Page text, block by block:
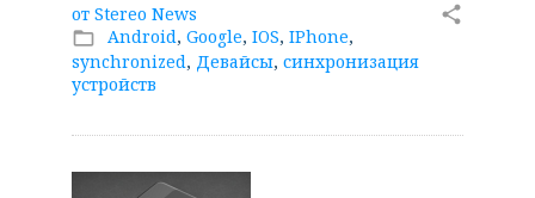
от Stereo News
folder_open Android, Google, IOS, IPhone,
synchronized, Девайсы, синхронизация
устройств
share